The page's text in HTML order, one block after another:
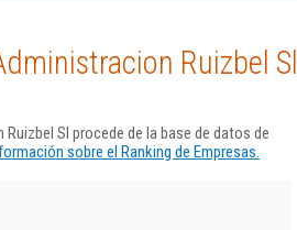
Ruizbel Sl
Sl procede de la base de datos de
sobre el Ranking de Empresas.